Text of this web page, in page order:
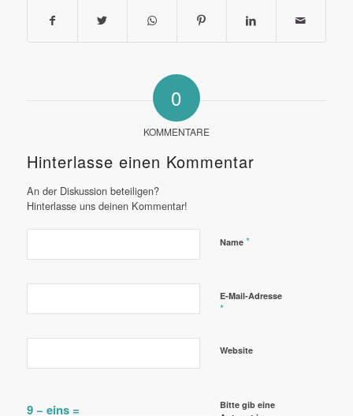
0
KOMMENTARE
Hinterlasse einen Kommentar
An der Diskussion beteiligen?
Hinterlasse uns deinen Kommentar!
Name *
E-Mail-Adresse
*
Website
Bitte gib eine
9 − eins =